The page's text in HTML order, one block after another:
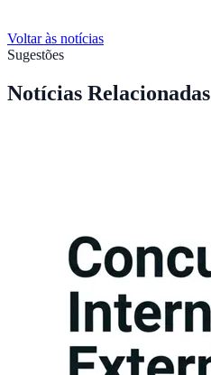
Voltar às notícias
Sugestões
Notícias Relacionadas